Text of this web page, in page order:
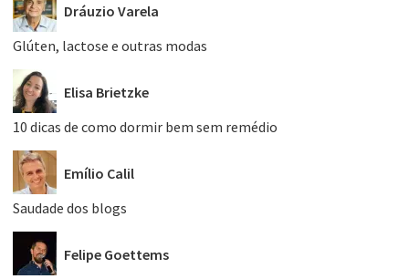
Dráuzio Varela
Glúten, lactose e outras modas
Elisa Brietzke
10 dicas de como dormir bem sem remédio
Emílio Calil
Saudade dos blogs
Felipe Goettems